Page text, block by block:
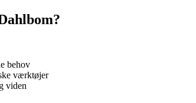
behov
værktøjer
viden